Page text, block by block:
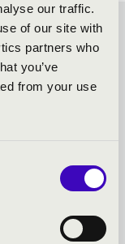
our traffic.
of our site with
partners who
you’ve
from your use
-